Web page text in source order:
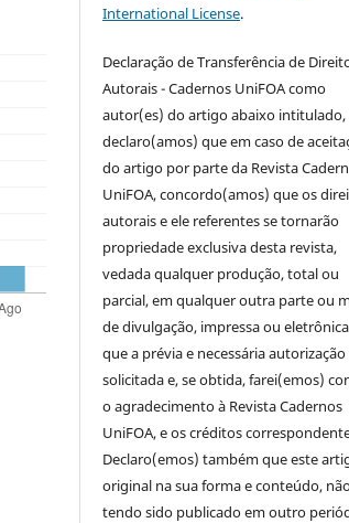
International License.
Declaração de Transferência de
Autorais - Cadernos UniFOA como
autor(es) do artigo abaixo intitulado,
declaro(amos) que em caso de
do artigo por parte da Revista
UniFOA, concordo(amos) que os
autorais e ele referentes se tornarão
propriedade exclusiva desta revista,
vedada qualquer produção, total ou
parcial, em qualquer outra parte ou
de divulgação, impressa ou
que a prévia e necessária autorização
solicitada e, se obtida, farei(emos)
o agradecimento à Revista Cadernos
UniFOA, e os créditos
Declaro(emos) também que este
original na sua forma e conteúdo,
tendo sido publicado em outro